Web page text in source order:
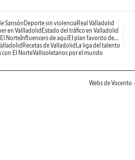
Sansón Deporte sin violencia Real Valladolid
en Vallladolid Estado del tráfico en Valladolid
NorteInfluencers de aquíEl plan favorito de...
Recetas de Valladolid La liga del talento
con El NorteVallisoletanos por el mundo
Webs de Vocento